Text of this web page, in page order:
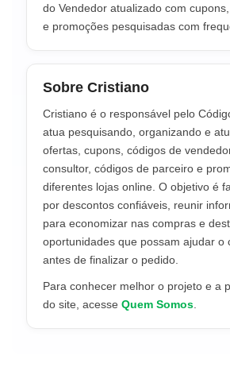
do Vendedor atualizado com
e promoções pesquisadas com
Sobre Cristiano
Cristiano é o responsável pelo
atua pesquisando, organizando e
ofertas, cupons, códigos de
consultor, códigos de parceiro e
diferentes lojas online. O objetivo é
por descontos confiáveis, reunir
para economizar nas compras e
oportunidades que possam ajudar o
antes de finalizar o pedido.
Para conhecer melhor o projeto e a
do site, acesse Quem Somos